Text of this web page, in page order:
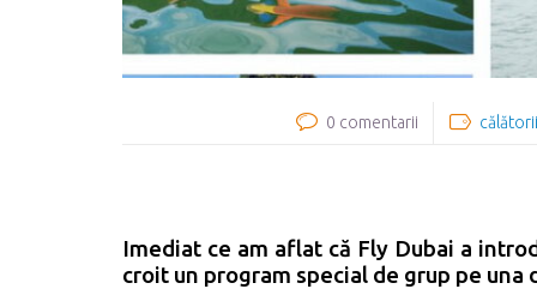
0 comentarii
Imediat ce am aflat că Fly Dubai a
croit un program special de grup pe una